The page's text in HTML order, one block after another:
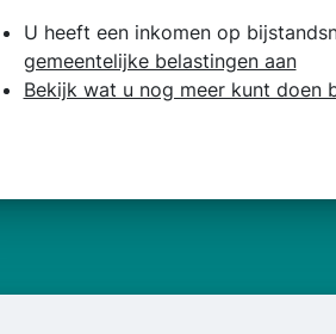
U heeft een inkomen op
gemeentelijke belastingen aan
Bekijk wat u nog meer kunt doen